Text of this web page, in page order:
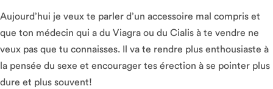
Aujourd’hui je veux te parler d’un accessoire mal compris et
que ton médecin qui a du Viagra ou du Cialis à te vendre ne
veux pas que tu connaisses. Il va te rendre plus enthousiaste à
la pensée du sexe et encourager tes érection à se pointer plus
dure et plus souvent!